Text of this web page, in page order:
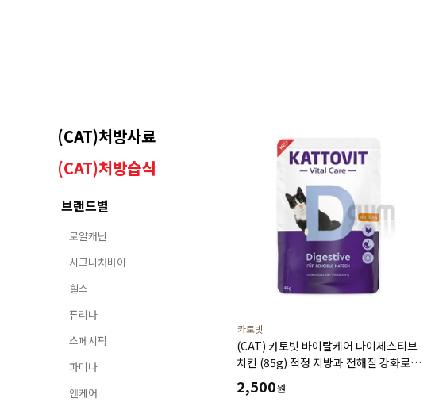
(CAT)처방사료
(CAT)처방습식
브랜드별
로얄캐닌
시그니처바이
힐스
퓨리나
스페시픽
파미나
앤케어
카토빗
(CAT) 카토빗 바이탈케어 다이제스티브
치킨 (85g) 적정 지방과 전해질 강화로
소화 흡수율을 높이는데 도움
2,500원